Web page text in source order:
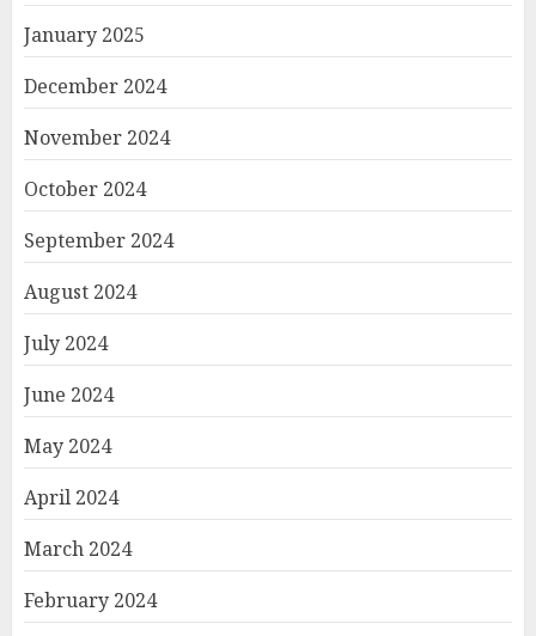
January 2025
December 2024
November 2024
October 2024
September 2024
August 2024
July 2024
June 2024
May 2024
April 2024
March 2024
February 2024